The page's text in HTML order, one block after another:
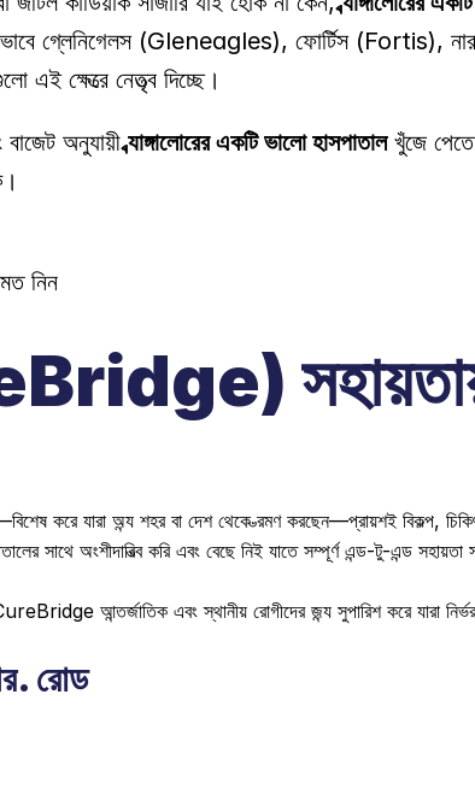
গ্লেনিগেলস (Gleneagles), ফোর্টিস (Fortis),
ক্ষেত্রে নেতৃত্ব দিচ্ছে।
অনুযায়ী ব্যাঙ্গালোরের একটি ভালো হাসপাতাল খুঁজে পেতে
নিন
সহায়তায়
সাথে অংশীদারিত্ব করি এবং বেছে নিই যাতে সম্পূর্ণ এন্ড-টু-এন্ড সহায়তা
আন্তর্জাতিক এবং স্থানীয় রোগীদের জন্য সুপারিশ করে যারা
রোড